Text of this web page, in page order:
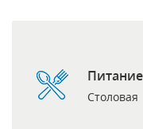
Питание
Столовая